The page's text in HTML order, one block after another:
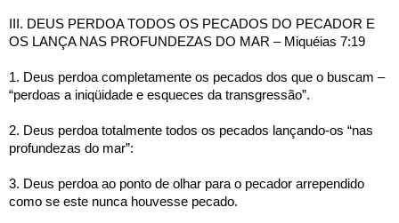
III. DEUS PERDOA TODOS OS PECADOS DO PECADOR E
OS LANÇA NAS PROFUNDEZAS DO MAR – Miquéias 7:19
1. Deus perdoa completamente os pecados dos que o buscam –
“perdoas a iniqüidade e esqueces da transgressão”.
2. Deus perdoa totalmente todos os pecados lançando-os “nas
profundezas do mar”:
3. Deus perdoa ao ponto de olhar para o pecador arrependido
como se este nunca houvesse pecado.